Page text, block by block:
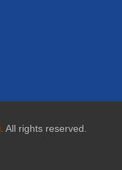
All rights reserved.